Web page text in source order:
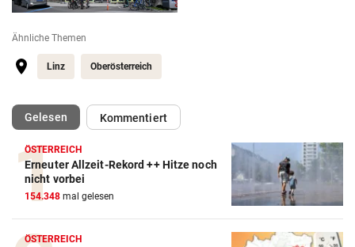
Ähnliche Themen
Linz Oberösterreich
Gelesen(ausgewählt)Kommentiert
ÖSTERREICH
Erneuter Allzeit-Rekord ++ Hitze noch
nicht vorbei
154.348 mal gelesen
ÖSTERREICH